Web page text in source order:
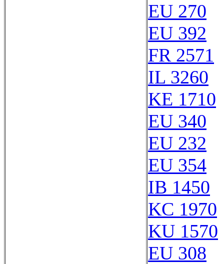
EU 270
EU 392
FR 2571
IL 3260
KE 1710
EU 340
EU 232
EU 354
IB 1450
KC 1970
KU 1570
EU 308